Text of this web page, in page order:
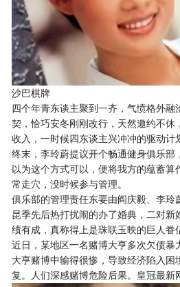
沙巴棋牌
四个年青东谈主聚到一齐，气愤格外
契，恰巧安冬刚刚改行，天然邀约不
收入，一时候四东谈主兴冲冲的驱动计
终末，李玲蔚提议开个畅通健身俱乐
以为这个方式可以，便将我方的蕴蓄
常走穴，没时候参与管理。
俱乐部的管理责任东要由阎庆毅、李
昆季先后热打扰闹的办了婚典，二对新
绩有成，真称得上是珠联玉映的巨人眷
近日，某地区一名赌博大亨多次欠债
大亨赌博中输得很惨，导致经济陷入困
复。人们深感赌博危险后果。 皇冠最新